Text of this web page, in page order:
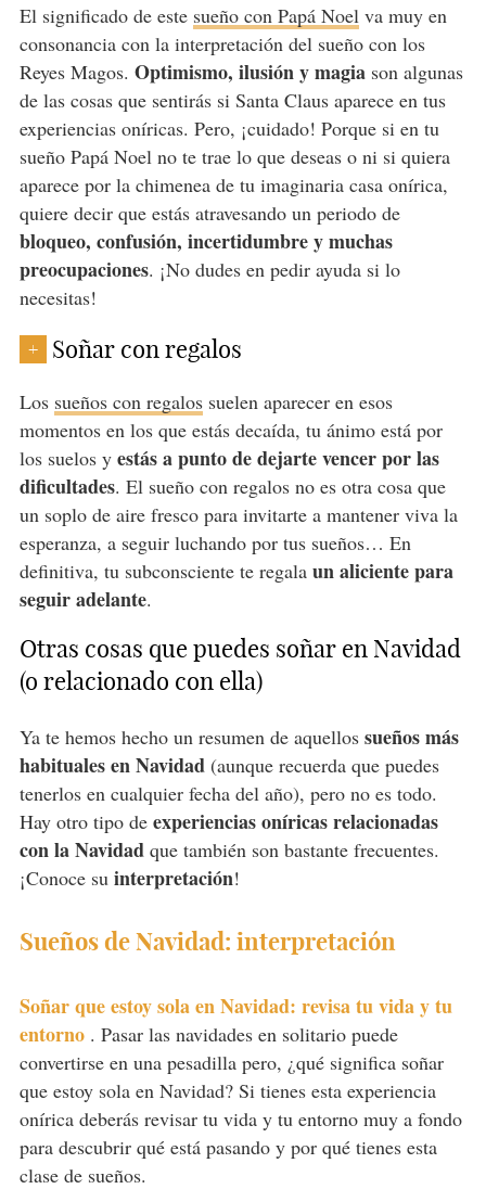
El significado de este sueño con Papá Noel va muy en
consonancia con la interpretación del sueño con los
Reyes Magos. Optimismo, ilusión y magiason algunas
de las cosas que sentirás si Santa Claus aparece en tus
experiencias oníricas. Pero, ¡cuidado! Porque si en tu
sueño Papá Noel no te trae lo que deseas o ni si quiera
aparece por la chimenea de tu imaginaria casa onírica,
quiere decir que estás atravesando un periodo de
bloqueo, confusión, incertidumbre y muchas
preocupaciones. ¡No dudes en pedir ayuda si lo
necesitas!
+ Soñar con regalos
Los sueños con regalossuelen aparecer en esos
momentos en los que estás decaída, tu ánimo está por
los suelos y estás a punto de dejarte vencer por las
dificultades. El sueño con regalos no es otra cosa que
un soplo de aire fresco para invitarte a mantener viva la
esperanza, a seguir luchando por tus sueños… En
definitiva, tu subconsciente te regala un aliciente para
seguir adelante.
Otras cosas que puedes soñar en Navidad
(o relacionado con ella)
Ya te hemos hecho un resumen de aquellos sueños más
habituales en Navidad (aunque recuerda que puedes
tenerlos en cualquier fecha del año), pero no es todo.
Hay otro tipo de experiencias oníricas relacionadas
con la Navidad que también son bastante frecuentes.
¡Conoce su interpretación!
Sueños de Navidad: interpretación
Soñar que estoy sola en Navidad: revisa tu vida y tu
entorno . Pasar las navidades en solitario puede
convertirse en una pesadilla pero, ¿qué significa soñar
que estoy sola en Navidad? Si tienes esta experiencia
onírica deberás revisar tu vida y tu entorno muy a fondo
para descubrir qué está pasando y por qué tienes esta
clase de sueños.